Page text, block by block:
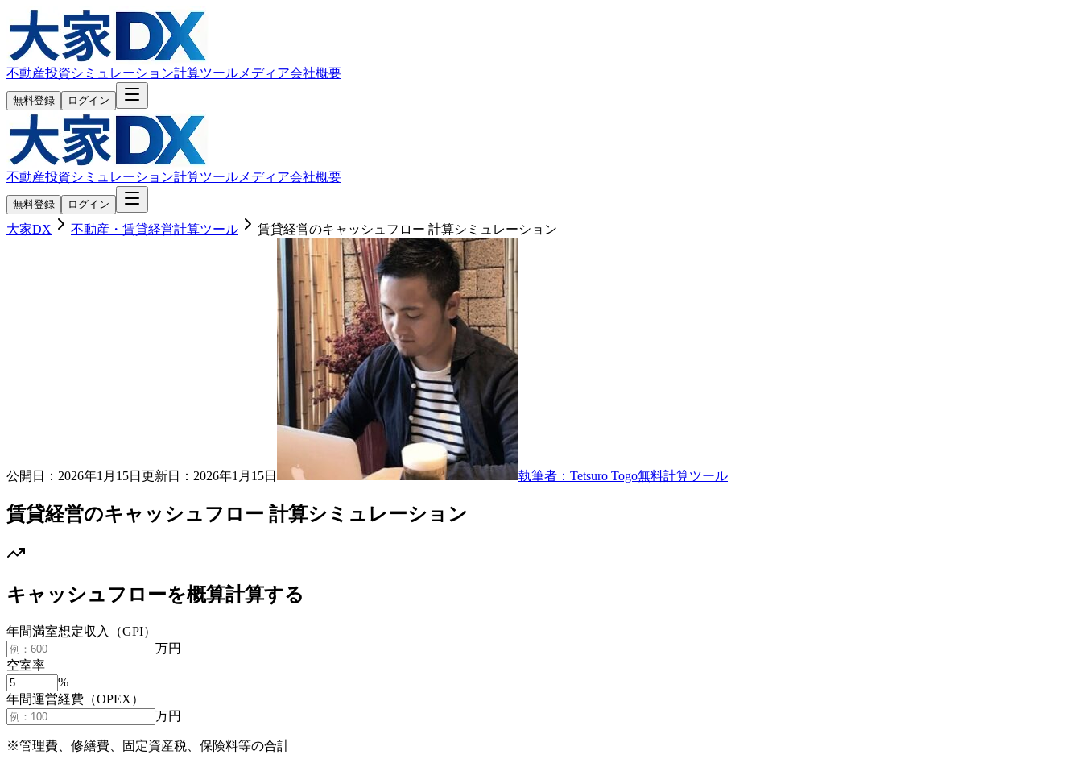
不動産投資シミュレーション計算ツール メディア会社概要
無料登録 ログイン
不動産投資シミュレーション計算ツール メディア会社概要
無料登録 ログイン
大家DX 不動産・賃貸経営計算ツール 賃貸経営のキャッシュフロー 計算シミュレーション
公開日： 2026年1月15日 更新日： 2026年1月15日 執筆者：Tetsuro Togo無料計算ツール
賃貸経営のキャッシュフロー 計算シミュレーション
キャッシュフローを概算計算する
年間満室想定収入（GPI）
万円
空室率
%
年間運営経費（OPEX）
万円
※管理費、修繕費、固定資産税、保険料等の合計